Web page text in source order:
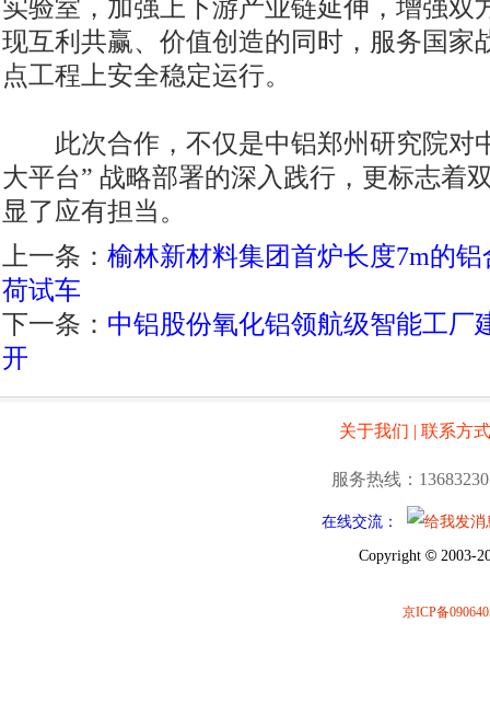
实验室，加强上下游产业链延伸，增强双
现互利共赢、价值创造的同时，服务国家
点工程上安全稳定运行。
此次合作，不仅是中铝郑州研究院对
大平台” 战略部署的深入践行，更标志着
显了应有担当。
上一条： 榆林新材料集团首炉长度7m的
荷试车
下一条： 中铝股份氧化铝领航级智能工厂
开
关于我们 | 联系方式
服务热线：
在线交流：
Copyright © 2003-
京ICP备